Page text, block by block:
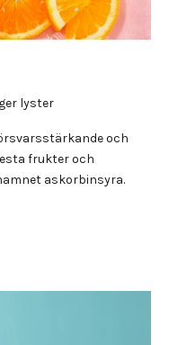
lyster
och
frukter och
askorbinsyra.